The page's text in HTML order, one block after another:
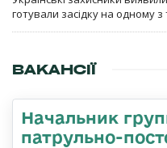
готували засідку на одному
ВАКАНСІЇ
Начальник
патрульно-